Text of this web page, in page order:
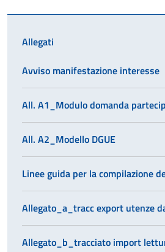
Allegati
Avviso manifestazione interesse
All. A1_Modulo domanda
All. A2_Modello DGUE
Linee guida per la compilazione
Allegato_a_tracc export utenze
Allegato_b_tracciato import